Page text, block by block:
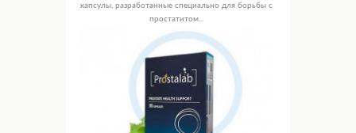
капсулы, разработанные специально для борьбы с
простатитом...